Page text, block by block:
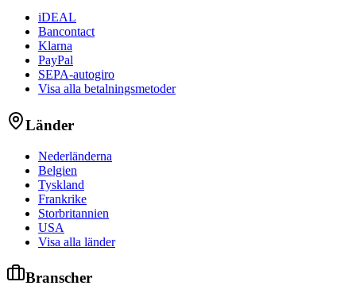
iDEAL
Bancontact
Klarna
PayPal
SEPA-autogiro
Visa alla betalningsmetoder
Länder
Nederländerna
Belgien
Tyskland
Frankrike
Storbritannien
USA
Visa alla länder
Branscher